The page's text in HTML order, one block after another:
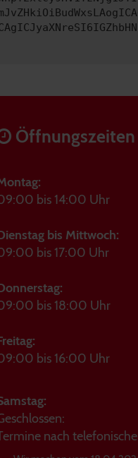
Öffnungszeiten
bis 14:00 Uhr
bis Mittwoch:
bis 17:00 Uhr
bis 18:00 Uhr
bis 16:00 Uhr
nach